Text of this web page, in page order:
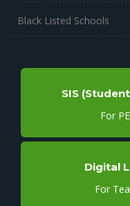
Black Listed Schools
SIS
For
Digital
For